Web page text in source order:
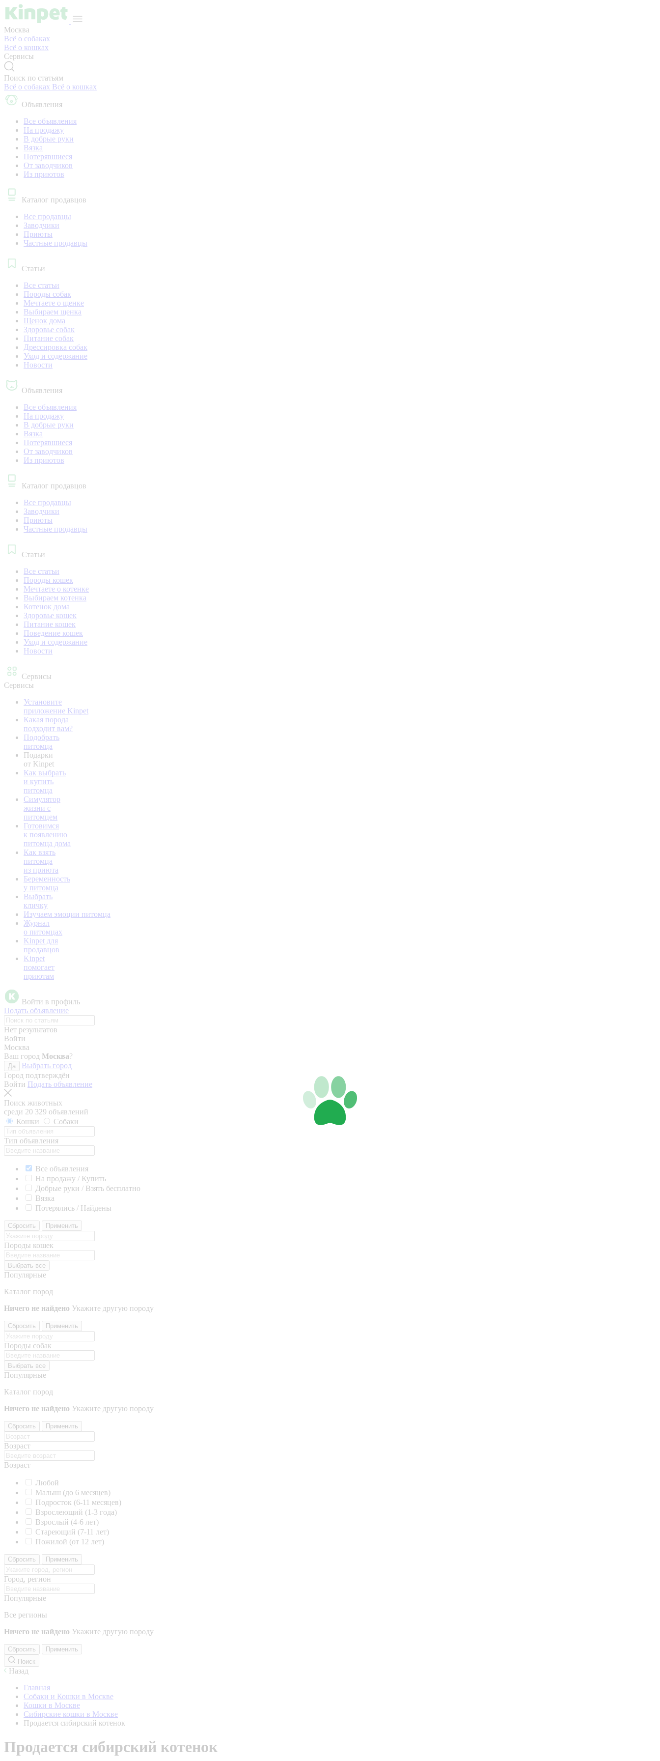
Москва
Всё о собаках
Всё о кошках
Сервисы
Поиск по статьям
Всё о собаках Всё о кошках
Объявления
Все объявления
На продажу
В добрые руки
Вязка
Потерявшиеся
От заводчиков
Из приютов
Каталог продавцов
Все продавцы
Заводчики
Приюты
Частные продавцы
Статьи
Все статьи
Породы собак
Мечтаете о щенке
Выбираем щенка
Щенок дома
Здоровье собак
Питание собак
Дрессировка собак
Уход и содержание
Новости
Объявления
Все объявления
На продажу
В добрые руки
Вязка
Потерявшиеся
От заводчиков
Из приютов
Каталог продавцов
Все продавцы
Заводчики
Приюты
Частные продавцы
Статьи
Все статьи
Породы кошек
Мечтаете о котенке
Выбираем котенка
Котенок дома
Здоровье кошек
Питание кошек
Поведение кошек
Уход и содержание
Новости
Сервисы
Сервисы
Установите
приложение Kinpet
Какая порода
подходит вам?
Подобрать
питомца
Подарки
от Kinpet
Как выбрать
и купить
питомца
Симулятор
жизни с
питомцем
Готовимся
к появлению
питомца дома
Как взять
питомца
из приюта
Беременность
у питомца
Выбрать
кличку
Изучаем эмоции питомца
Журнал
о питомцах
Kinpet для
продавцов
Kinpet
помогает
приютам
Войти в профиль
Подать объявление
Нет результатов
Войти
Москва
Ваш город Москва?
Да
Выбрать город
Город подтверждён
Войти Подать объявление
Поиск животных
среди 20 329 объявлений
Кошки
Собаки
Тип объявления
Все объявления
На продажу / Купить
Добрые руки / Взять бесплатно
Вязка
Потерялись / Найдены
Сбросить Применить
Породы кошек
Выбрать все
Популярные
Каталог пород
Ничего не найдено Укажите другую породу
Сбросить Применить
Породы собак
Выбрать все
Популярные
Каталог пород
Ничего не найдено Укажите другую породу
Сбросить Применить
Возраст
Возраст
Любой
Малыш (до 6 месяцев)
Подросток (6-11 месяцев)
Взрослеющий (1-3 года)
Взрослый (4-6 лет)
Стареющий (7-11 лет)
Пожилой (от 12 лет)
Сбросить Применить
Город, регион
Популярные
Все регионы
Ничего не найдено Укажите другую породу
Сбросить
Применить
Поиск
Назад
Главная
Собаки и Кошки в Москве
Кошки в Москве
Сибирские кошки в Москве
Продается сибирский котенок
Продается сибирский котенок